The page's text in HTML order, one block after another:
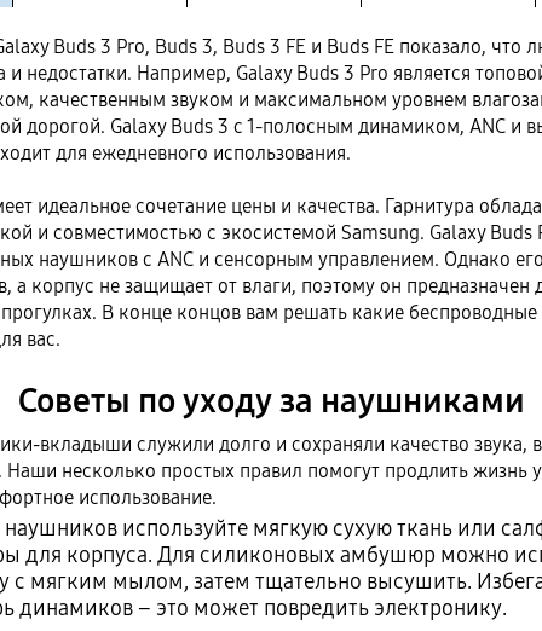
Buds 3 Pro, Buds 3, Buds 3 FE и Buds FE показало, что
и недостатки. Например, Galaxy Buds 3 Pro является
качественным звуком и максимальном уровнем
дорогой. Galaxy Buds 3 с 1-полосным динамиком, ANC и
для ежедневного использования.
идеальное сочетание цены и качества. Гарнитура
и совместимостью с экосистемой Samsung. Galaxy Buds
наушников с ANC и сенсорным управлением. Однако
а корпус не защищает от влаги, поэтому он предназначен
В конце концов вам решать какие
вас.
Советы по уходу за наушниками
вкладыши служили долго и сохраняли качество звука,
Наши несколько простых правил помогут продлить жизнь
использование.
используйте мягкую сухую ткань или
для корпуса. Для силиконовых амбушюр можно
с мягким мылом, затем тщательно высушить.
динамиков – это может повредить электронику.